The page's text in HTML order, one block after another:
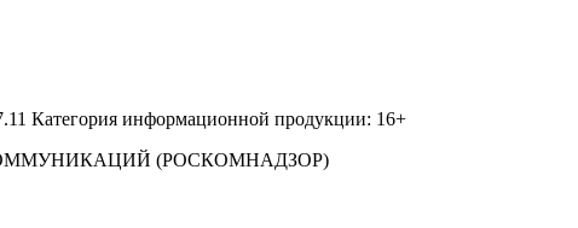
Категория информационной продукции: 16+
(РОСКОМНАДЗОР)